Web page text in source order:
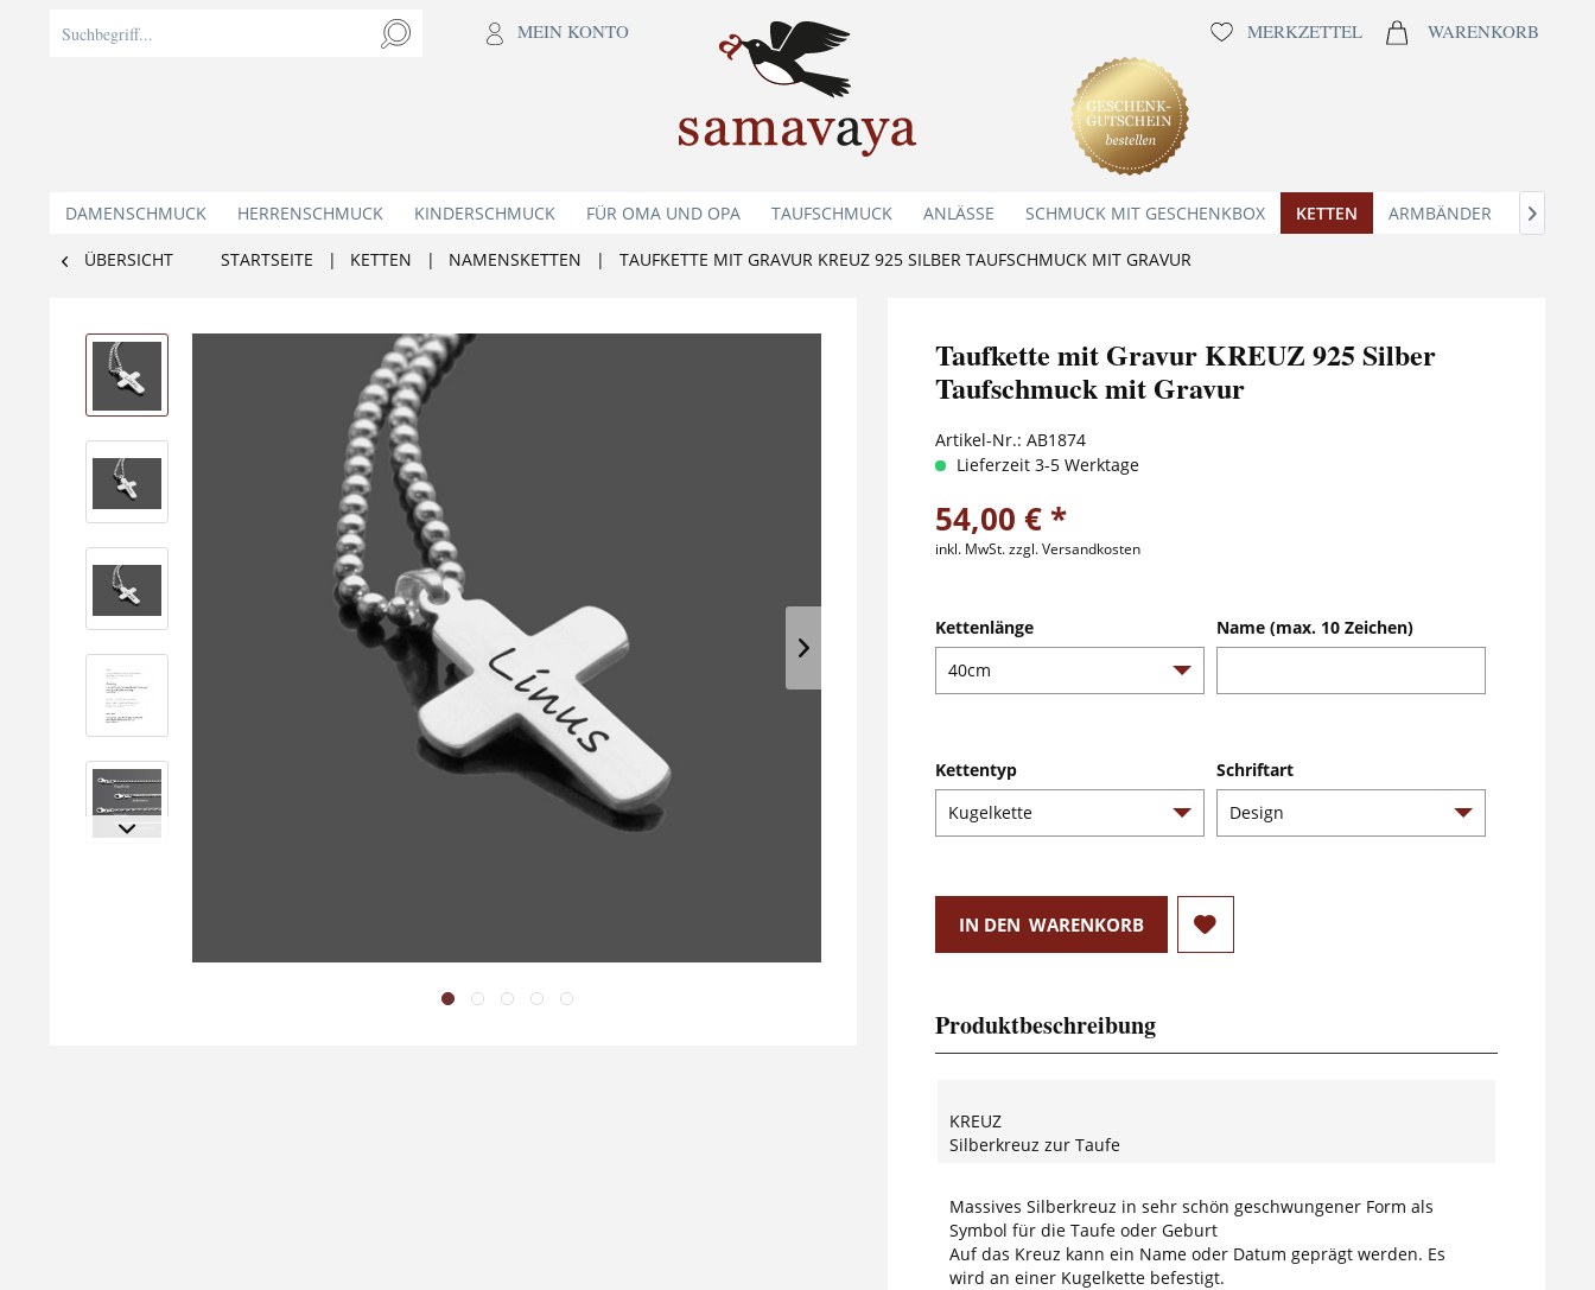
MEIN KONTO MERKZETTEL WARENKORB
DAMENSCHMUCK HERRENSCHMUCK KINDERSCHMUCK FÜR OMA UND OPA TAUFSCHMUCK ANLÄSSE SCHMUCK MIT GESCHENKBOX KETTEN ARMBÄNDER 
ÜBERSICHT STARTSEITE | KETTEN | NAMENSKETTEN | TAUFKETTE MIT GRAVUR KREUZ 925 SILBER TAUFSCHMUCK MIT GRAVUR
Taufkette mit Gravur KREUZ 925 Silber
Taufschmuck mit Gravur
Artikel-Nr.: AB1874
Lieferzeit 3-5 Werktage
54,00 € *
inkl. MwSt.zzgl. Versandkosten
Kettenlänge
Kettentyp
Name (max. 10 Zeichen)
Schriftart
IN DEN WARENKORB
Produktbeschreibung
KREUZ
Silberkreuz zur Taufe
Massives Silberkreuz in sehr schön geschwungener Form als
Symbol für die Taufe oder Geburt
Auf das Kreuz kann ein Name oder Datum geprägt werden. Es
wird an einer Kugelkette befestigt.